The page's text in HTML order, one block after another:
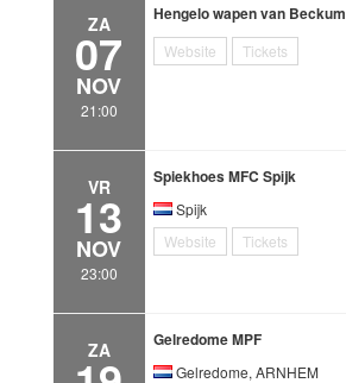
ZA
07
NOV
21:00
Hengelo wapen van Beckum
Website Tickets
VR
13
NOV
23:00
Spiekhoes MFC Spijk
Spijk
Website
Tickets
ZA Gelredome MPF
Gelredome, ARNHEM